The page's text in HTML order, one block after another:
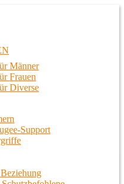
Berlin
Männer
Frauen
Diverse
Support